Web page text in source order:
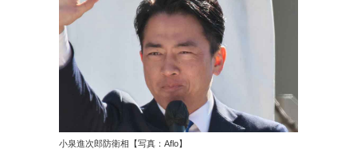
小泉進次郎防衛相【写真：Aflo】